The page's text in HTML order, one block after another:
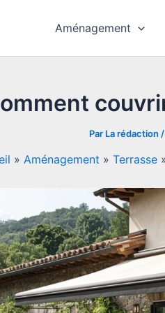
Aménagement
Par La rédaction /
» Aménagement » Terrasse